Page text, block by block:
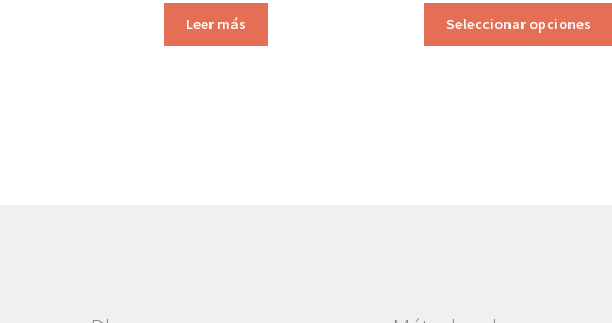
Leer más
precios:
desde
Seleccionar opciones